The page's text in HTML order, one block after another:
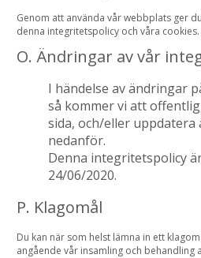
Genom att använda vår webbplats ger
denna integritetspolicy och våra cookies.
O. Ändringar av vår
I händelse av ändringar
så kommer vi att
sida, och/eller
nedanför.
Denna integritetspolicy
24/06/2020.
P. Klagomål
Du kan när som helst lämna in ett
angående vår insamling och behandling